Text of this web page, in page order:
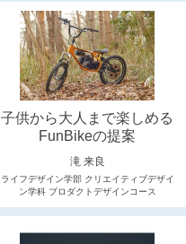
子供から大人まで楽しめる
FunBikeの提案
滝 来良
ライフデザイン学部 クリエイティブデザイ
ン学科 プロダクトデザインコース